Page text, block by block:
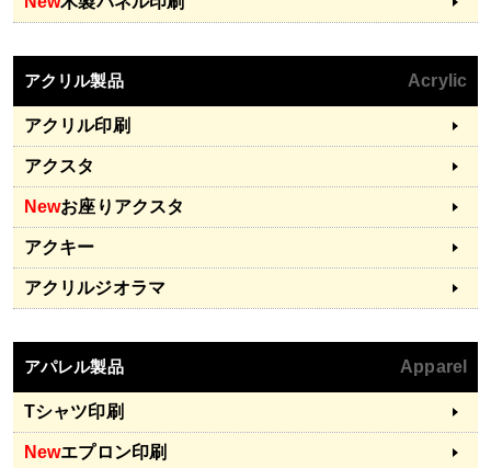
アクリル製品 Acrylic
アクリル印刷
アクスタ
Newお座りアクスタ
アクキー
アクリルジオラマ
アパレル製品 Apparel
Tシャツ印刷
Newエプロン印刷